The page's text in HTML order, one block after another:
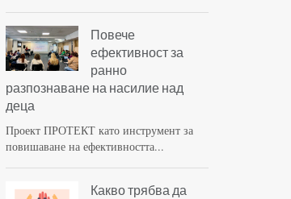
Повече
ефективност за
ранно
разпознаване на насилие над
деца
Проект ПРОТЕКТ като инструмент за
повишаване на ефективността...
Какво трябва да